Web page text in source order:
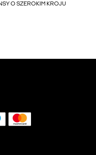
O SZEROKIM KROJU